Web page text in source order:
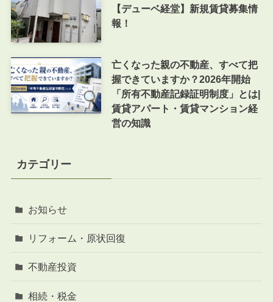
【デューベ経堂】新規賃貸募集情
報！
亡くなった親の不動産、すべて把
握できていますか？2026年開始
「所有不動産記録証明制度」とは|
賃貸アパート・賃貸マンション経
営の知識
カテゴリー
お知らせ
リフォーム・原状回復
不動産投資
相続・税金